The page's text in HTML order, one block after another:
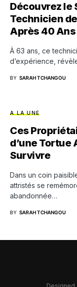
Découvrez le
Technicien
Après 40
À 63 ans, ce
d’expérience,
BY SARAH TCHANGOU
A LA UNE
Ces
d’une Tortue
Survivre
Dans un coin
attristés se
abandonnée…
BY SARAH TCHANGOU